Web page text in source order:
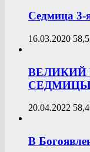
Седмица 3-
16.03.2020
ВЕЛИКИЙ
20.04.2022
В